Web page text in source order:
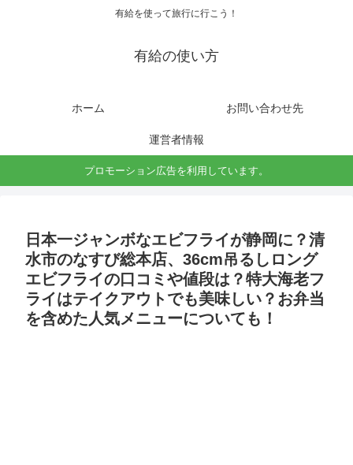
有給を使って旅行に行こう！
有給の使い方
ホーム お問い合わせ先
運営者情報
プロモーション広告を利用しています。
日本一ジャンボなエビフライが静岡に？清
水市のなすび総本店、36cm吊るしロング
エビフライの口コミや値段は？特大海老フ
ライはテイクアウトでも美味しい？お弁当
を含めた人気メニューについても！